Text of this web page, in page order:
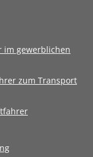
im gewerblichen
zum Transport